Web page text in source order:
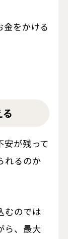
をかける
安が残って
れるのか
むのでは
ら、最大